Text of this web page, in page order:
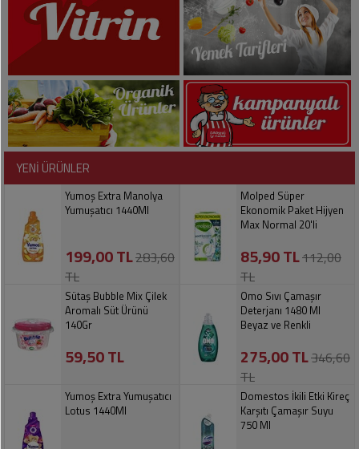
Soslar
Dondurmalar
Tuz,
Şeker,
Baharat
Dondurulmuş
Ürünler
Bayramlık
Çikolata
Şeker
Kokuları,
Koku
Gidericiler
Tıraş
Ürünleri
Sağlık
Ürünleri
Bebek
Ürünleri
Kağıt
Kişisel
Bakım
Ürünleri
Şemsiye
Kemer
Takı
Toka
Gözlükler
Bahçe
Gereçleri
Pişirme,
Saklama
Haşere
İlaçları
YENİ ÜRÜNLER
Yumoş Extra Manolya
Yumuşatıcı 1440Ml
199,00 TL283,60
TL
Molped Süper
Ekonomik Paket Hijyen
Max Normal 20'li
85,90 TL112,00
TL
Sütaş Bubble Mix Çilek
Aromalı Süt Ürünü
140Gr
59,50 TL
Omo Sıvı Çamaşır
Deterjanı 1480 Ml
Beyaz ve Renkli
275,00 TL346,60
TL
Yumoş Extra Yumuşatıcı
Lotus 1440Ml
Domestos İkili Etki Kireç
Karşıtı Çamaşır Suyu
750 Ml